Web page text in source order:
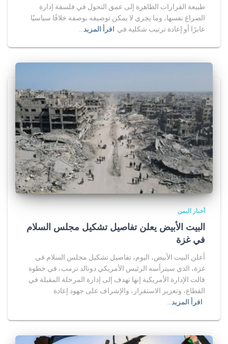
طبيعة القرارات الظاهرة إلى عمق التحول في فلسفة إدارة
الصراع نفسها، وما يجري لا يمكن توصيفه بوصفه خلافًا سياسيًا
عابرًا أو إعادة ترتيب شكلية في اقرأ المزيد…
أخبار اليمن
البيت الأبيض يعلن تفاصيل تشكيل مجلس السلام
في غزة
أعلن البيت الأبيض، اليوم، تفاصيل تشكيل مجلس السلام في
غزة، الذي سيترأسه الرئيس الأمريكي دونالد ترمب، في خطوة
قالت الإدارة الأمريكية إنها تهدف إلى إدارة المرحلة المقبلة في
القطاع، وتعزيز الاستقرار، والإشراف على جهود إعادة
اقرأ المزيد…